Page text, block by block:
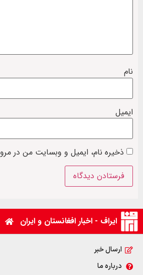
نام
ایمیل
ذخیره نام، ایمیل و وبسایت من در
ایراف - اخبار افغانستان و ایران
ارسال خبر
درباره ما